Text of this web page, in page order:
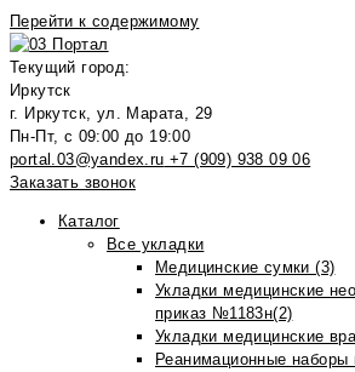
Перейти к содержимому
Текущий город:
Иркутск
г. Иркутск, ул. Марата, 29
Пн-Пт, с 09:00 до 19:00
portal.03@yandex.ru +7 (909) 938 09 06
Заказать звонок
Каталог
Все укладки
Медицинские сумки (3)
Укладки медицинские
приказ №1183н(2)
Укладки медицинские
Реанимационные наборы